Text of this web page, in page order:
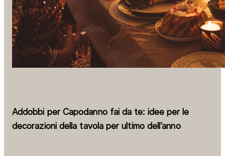
Addobbi per Capodanno fai da te: idee per le
decorazioni della tavola per ultimo dell’anno